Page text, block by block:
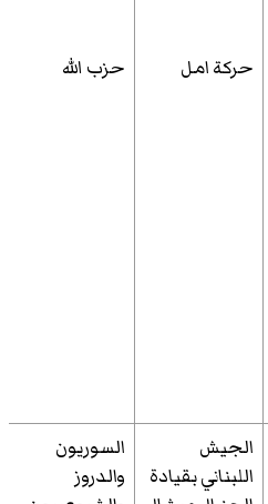
حركة امل حزب الله
الجيش
اللبناني بقيادة
السوريون
والدروز